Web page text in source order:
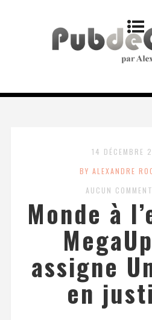
14 DÉCEMBRE
BY ALEXANDRE
AUCUN
Monde à
assigne
en